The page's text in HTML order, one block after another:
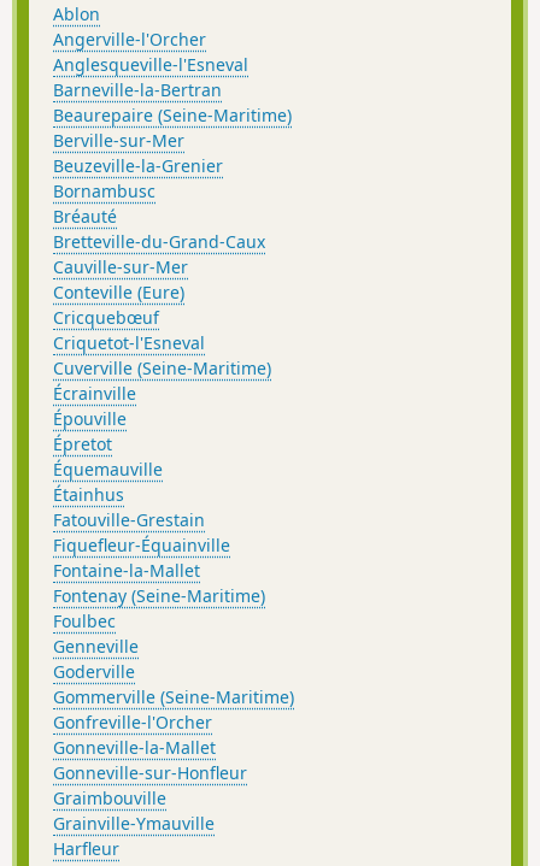
Ablon
Angerville-l'Orcher
Anglesqueville-l'Esneval
Barneville-la-Bertran
Beaurepaire (Seine-Maritime)
Berville-sur-Mer
Beuzeville-la-Grenier
Bornambusc
Bréauté
Bretteville-du-Grand-Caux
Cauville-sur-Mer
Conteville (Eure)
Cricquebœuf
Criquetot-l'Esneval
Cuverville (Seine-Maritime)
Écrainville
Épouville
Épretot
Équemauville
Étainhus
Fatouville-Grestain
Fiquefleur-Équainville
Fontaine-la-Mallet
Fontenay (Seine-Maritime)
Foulbec
Genneville
Goderville
Gommerville (Seine-Maritime)
Gonfreville-l'Orcher
Gonneville-la-Mallet
Gonneville-sur-Honfleur
Graimbouville
Grainville-Ymauville
Harfleur